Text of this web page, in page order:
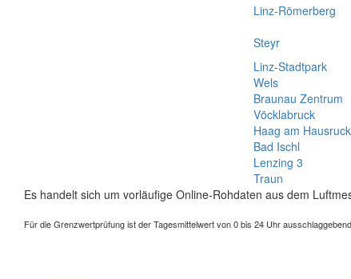
Linz-Römerberg
Steyr
Linz-Stadtpark
Wels
Braunau Zentrum
Vöcklabruck
Haag am Hausruck
Bad Ischl
Lenzing 3
Traun
Es handelt sich um vorläufige Online-Rohdaten aus dem
Für die Grenzwertprüfung ist der Tagesmittelwert von 0 bis 24 Uhr